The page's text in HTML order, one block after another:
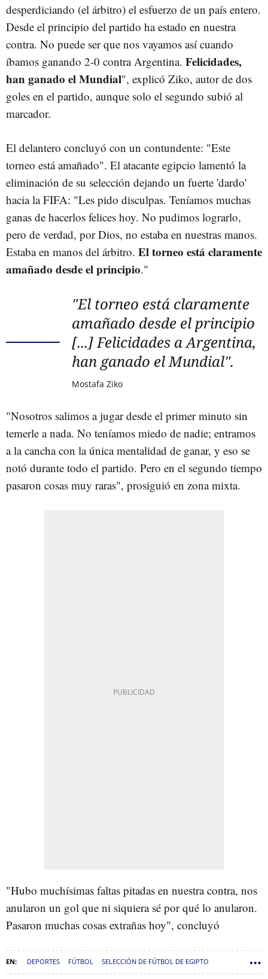
desperdiciando (el árbitro) el esfuerzo de un país entero.
Desde el principio del partido ha estado en nuestra
contra. No puede ser que nos vayamos así cuando
íbamos ganando 2-0 contra Argentina. Felicidades,
han ganado el Mundial", explicó Ziko, autor de dos
goles en el partido, aunque solo el segundo subió al
marcador.
El delantero concluyó con un contundente: "Este
torneo está amañado". El atacante egipcio lamentó la
eliminación de su selección dejando un fuerte 'dardo'
hacia la FIFA: "Les pido disculpas. Teníamos muchas
ganas de hacerlos felices hoy. No pudimos lograrlo,
pero de verdad, por Dios, no estaba en nuestras manos.
Estaba en manos del árbitro. El torneo está claramente
amañado desde el principio."
"El torneo está claramente
amañado desde el principio
[...] Felicidades a Argentina,
han ganado el Mundial".
Mostafa Ziko
"Nosotros salimos a jugar desde el primer minuto sin
temerle a nada. No teníamos miedo de nadie; entramos
a la cancha con la única mentalidad de ganar, y eso se
notó durante todo el partido. Pero en el segundo tiempo
pasaron cosas muy raras", prosiguió en zona mixta.
"Hubo muchísimas faltas pitadas en nuestra contra, nos
anularon un gol que ni siquiera sé por qué lo anularon.
Pasaron muchas cosas extrañas hoy", concluyó
DEPORTES FÚTBOL SELECCIÓN DE FÚTBOL DE EGIPTO